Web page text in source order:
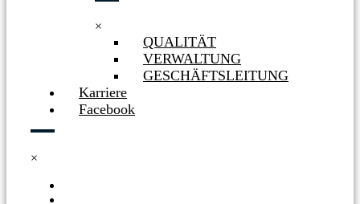
×
QUALITÄT
VERWALTUNG
GESCHÄFTSLEITUNG
Karriere
Facebook
×